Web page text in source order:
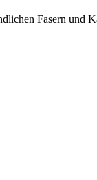
Fasern und